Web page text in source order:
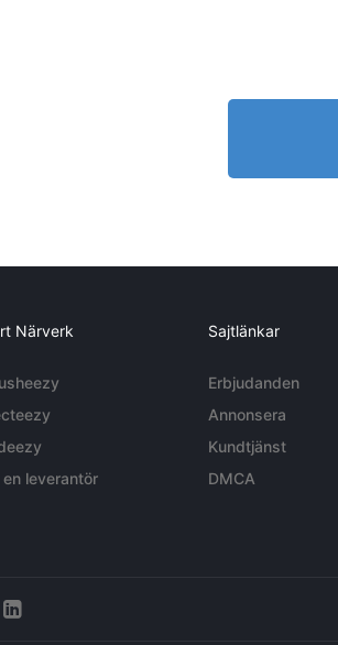
Närverk
en leverantör
Sajtlänkar
Erbjudanden
Annonsera
Kundtjänst
DMCA